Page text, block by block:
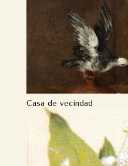
Casa de vecindad